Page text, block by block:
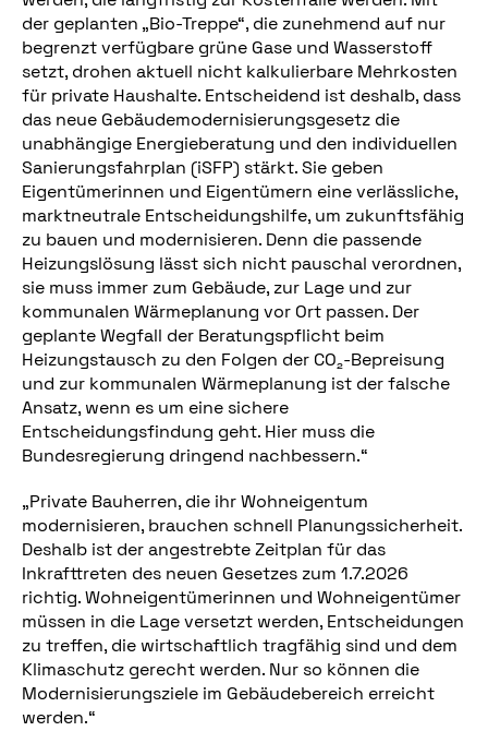
der geplanten „Bio-Treppe“, die zunehmend auf nur
begrenzt verfügbare grüne Gase und Wasserstoff
setzt, drohen aktuell nicht kalkulierbare Mehrkosten
für private Haushalte. Entscheidend ist deshalb, dass
das neue Gebäudemodernisierungsgesetz die
unabhängige Energieberatung und den individuellen
Sanierungsfahrplan (iSFP) stärkt. Sie geben
Eigentümerinnen und Eigentümern eine verlässliche,
marktneutrale Entscheidungshilfe, um zukunftsfähig
zu bauen und modernisieren. Denn die passende
Heizungslösung lässt sich nicht pauschal verordnen,
sie muss immer zum Gebäude, zur Lage und zur
kommunalen Wärmeplanung vor Ort passen. Der
geplante Wegfall der Beratungspflicht beim
Heizungstausch zu den Folgen der CO₂-Bepreisung
und zur kommunalen Wärmeplanung ist der falsche
Ansatz, wenn es um eine sichere
Entscheidungsfindung geht. Hier muss die
Bundesregierung dringend nachbessern.“
„Private Bauherren, die ihr Wohneigentum
modernisieren, brauchen schnell Planungssicherheit.
Deshalb ist der angestrebte Zeitplan für das
Inkrafttreten des neuen Gesetzes zum 1.7.2026
richtig. Wohneigentümerinnen und Wohneigentümer
müssen in die Lage versetzt werden, Entscheidungen
zu treffen, die wirtschaftlich tragfähig sind und dem
Klimaschutz gerecht werden. Nur so können die
Modernisierungsziele im Gebäudebereich erreicht
werden.“